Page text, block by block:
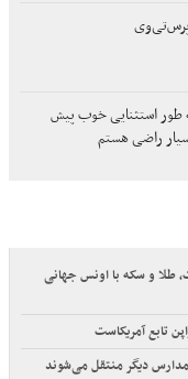
پرس‌تی‌وی
طور استثنایی خوب پیش
راضی هستم
طلا و سکه با اونس جهانی
تابع آمریکاست
دیگر منتقل می‌شوند